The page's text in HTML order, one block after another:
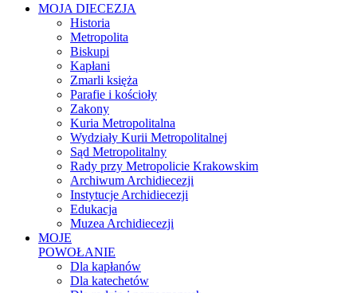
MOJA DIECEZJA
Historia
Metropolita
Biskupi
Kapłani
Zmarli księża
Parafie i kościoły
Zakony
Kuria Metropolitalna
Wydziały Kurii Metropolitalnej
Sąd Metropolitalny
Rady przy Metropolicie Krakowskim
Archiwum Archidiecezji
Instytucje Archidiecezji
Edukacja
Muzea Archidiecezji
MOJE
POWOŁANIE
Dla kapłanów
Dla katechetów